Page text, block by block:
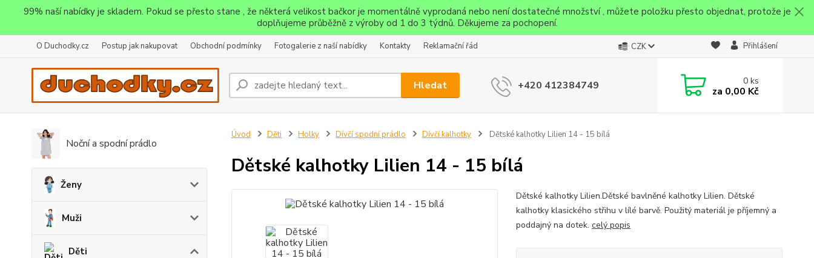
99% naší nabídky je skladem. Pokud se přesto stane , že některá velikost bačkor je momentálně vyprodaná nebo není dostatečné množství , můžete položku přesto objednat, protože je
doplňujeme průběžně z výroby od 1 do 3 týdnů. Děkujeme za pochopení.
O Duchodky.cz Postup jak nakupovat Obchodní podmínky Fotogalerie z naší nabídky Kontakty Reklamační řád CZK Přihlášení
Hledat +420 412384749 0ks
za 0,00 Kč
Noční a spodní prádlo
Ženy
Muži
Děti
Úvod Děti Holky Dívčí spodní prádlo Dívčí kalhotky Dětské kalhotky Lilien 14 - 15 bílá
Dětské kalhotky Lilien 14 - 15 bílá
Dětské kalhotky Lilien.Dětské bavlněné kalhotky Lilien. Dětské
kalhotky klasického střihu v lílé barvě. Použitý materiál je příjemný a
poddajný na dotek. celý popis